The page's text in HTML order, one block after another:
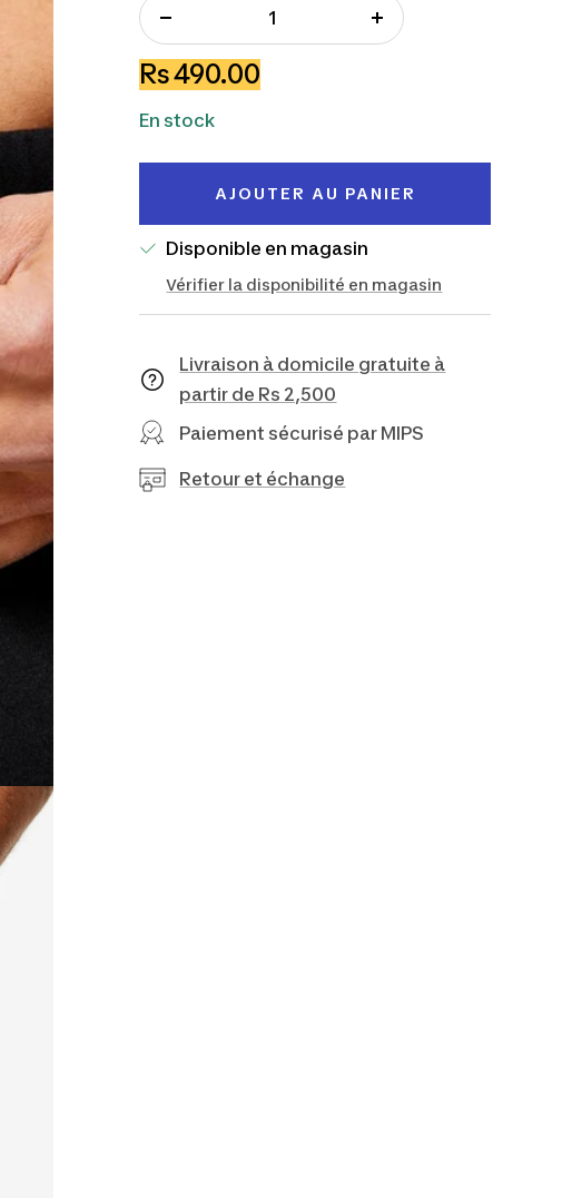
la
quantité
Augmenter
Prix
de
vente
Rs 490.00
En stock
AJOUTER AU PANIER
Disponible en magasin
Vérifier la disponibilité en magasin
Livraison à domicile gratuite à
partir de Rs 2,500
Paiement sécurisé par MIPS
Retour et échange